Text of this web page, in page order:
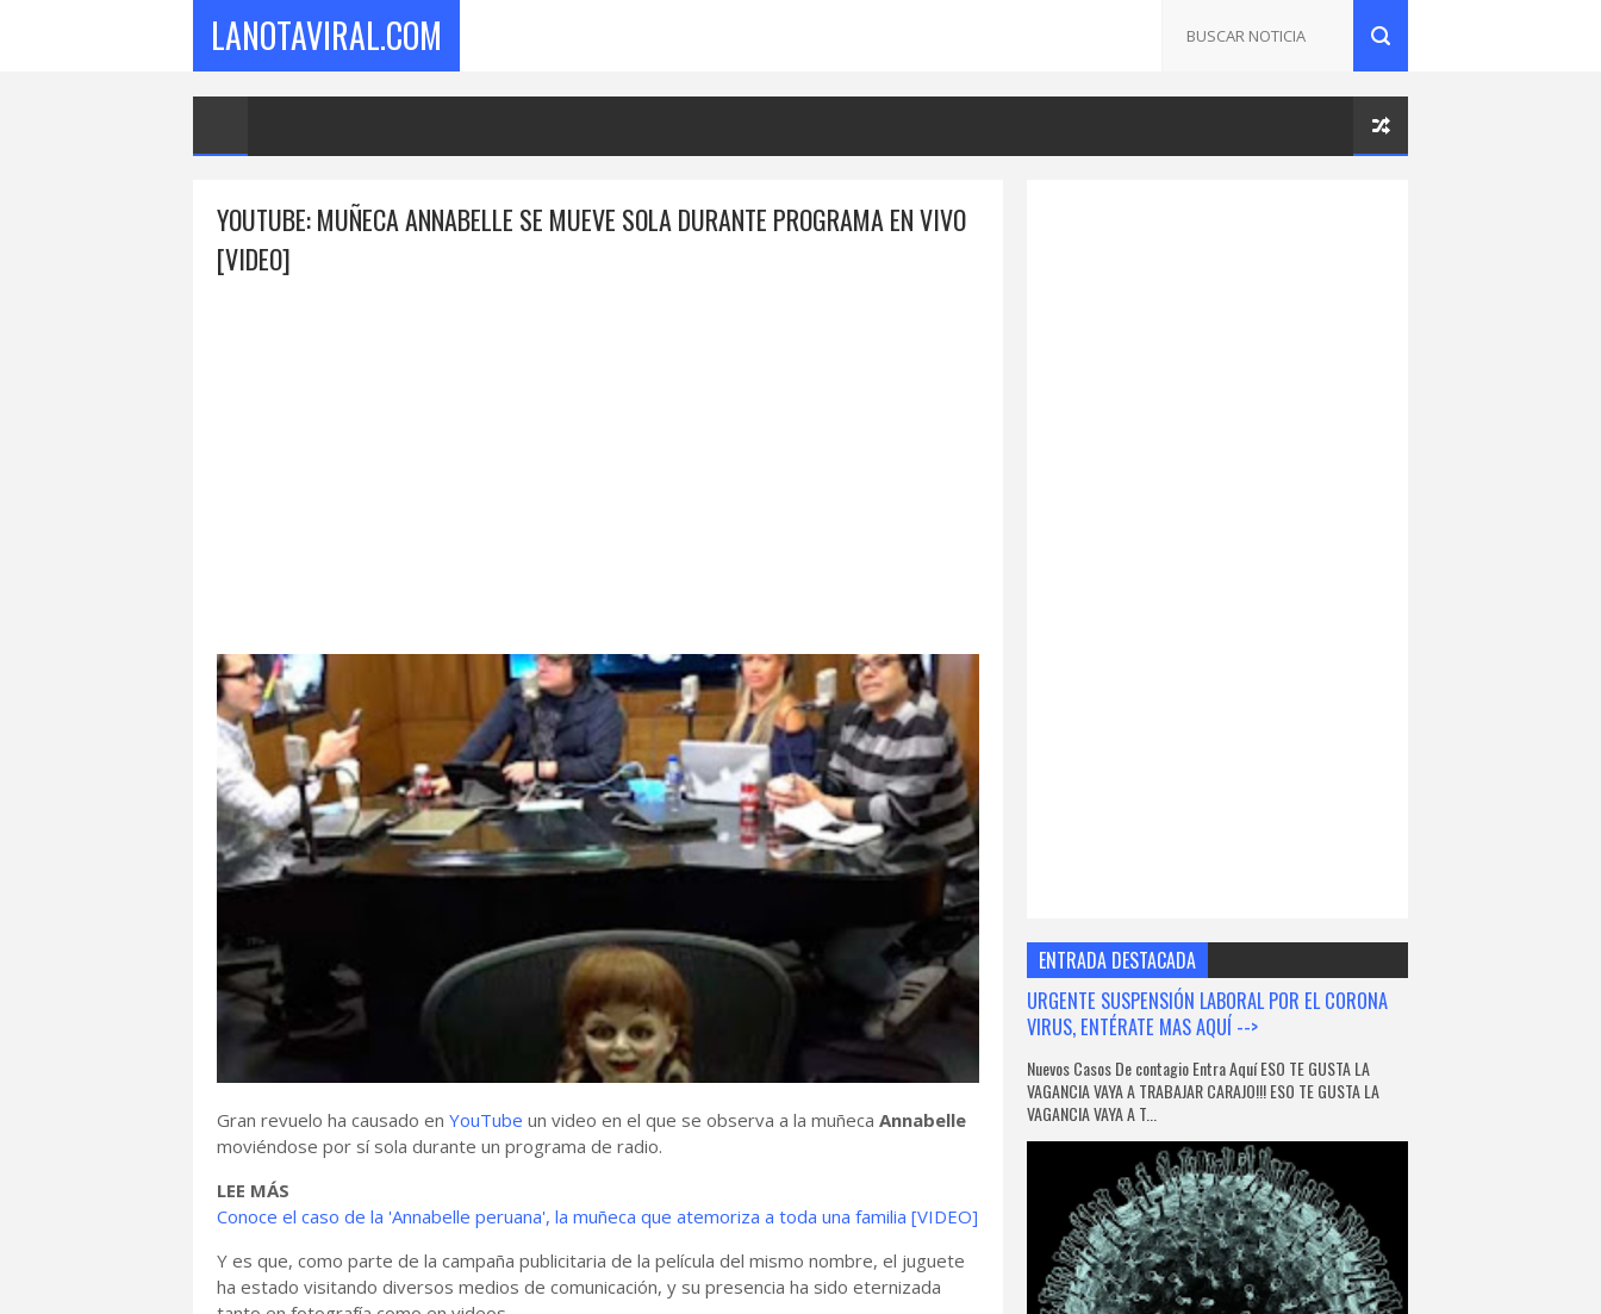
LANOTAVIRAL.COM
YOUTUBE: MUÑECA ANNABELLE SE MUEVE SOLA DURANTE PROGRAMA EN VIVO
[VIDEO]
Gran revuelo ha causado en YouTube un video en el que se observa a la muñeca Annabelle
moviéndose por sí sola durante un programa de radio.
LEE MÁS
Conoce el caso de la 'Annabelle peruana', la muñeca que atemoriza a toda una familia [VIDEO]
Y es que, como parte de la campaña publicitaria de la película del mismo nombre, el juguete
ha estado visitando diversos medios de comunicación, y su presencia ha sido eternizada
ENTRADA DESTACADA
URGENTE SUSPENSIÓN LABORAL POR EL CORONA
VIRUS, ENTÉRATE MAS AQUÍ -->
Nuevos Casos De contagio Entra Aquí ESO TE GUSTA LA
VAGANCIA VAYA A TRABAJAR CARAJO!!! ESO TE GUSTA LA
VAGANCIA VAYA A T...